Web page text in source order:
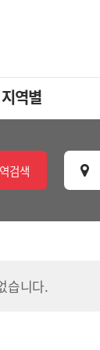
지역별
검색
습니다.